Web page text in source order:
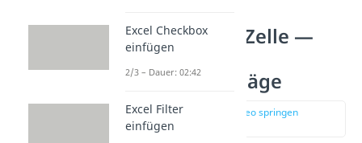
Absatz in Excel Zelle —
Probleme &
Lösungsvorschläge
zur Stelle im Video springen
(01:15)
Excel Checkbox
einfügen
2/3 – Dauer: 02:42
Excel Filter
einfügen